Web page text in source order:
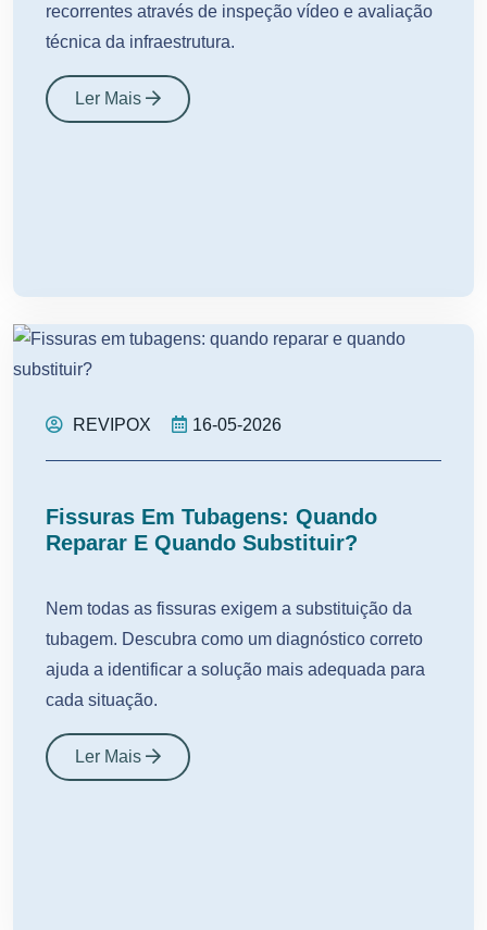
recorrentes através de inspeção vídeo e avaliação
técnica da infraestrutura.
Ler Mais
REVIPOX 16-05-2026
Fissuras Em Tubagens: Quando
Reparar E Quando Substituir?
Nem todas as fissuras exigem a substituição da
tubagem. Descubra como um diagnóstico correto
ajuda a identificar a solução mais adequada para
cada situação.
Ler Mais